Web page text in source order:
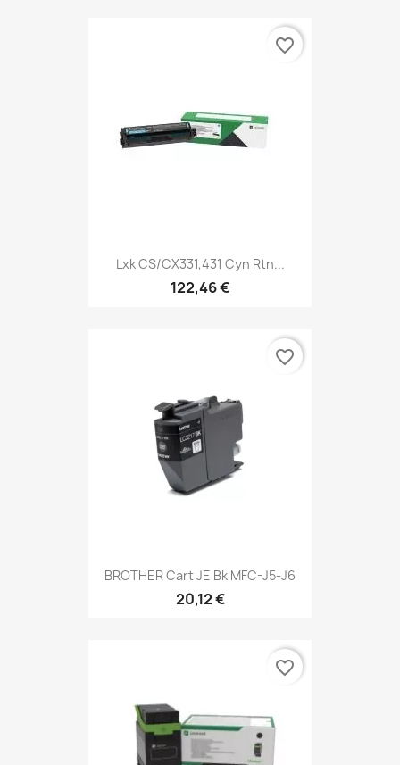
Lxk CS/CX331,431 Cyn Rtn...
122,46 €
favorite_border
BROTHER Cart JE Bk MFC-J5-J6
20,12 €
favorite_border
favorite_border